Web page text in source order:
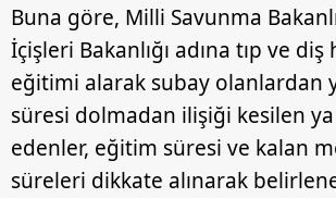
Buna göre, Milli Savunma
İçişleri Bakanlığı adına tıp ve
eğitimi alarak subay olanlardan
süresi dolmadan ilişiği kesilen
edenler, eğitim süresi ve kalan
süreleri dikkate alınarak